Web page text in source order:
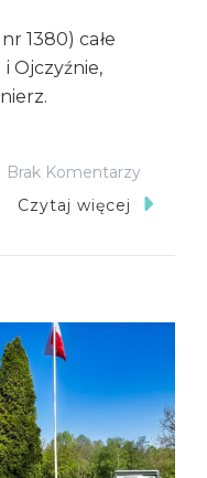
1380) całe
i Ojczyźnie,
Brak KomentarzyDo
Ks.
3
DSK
Czytaj więcej